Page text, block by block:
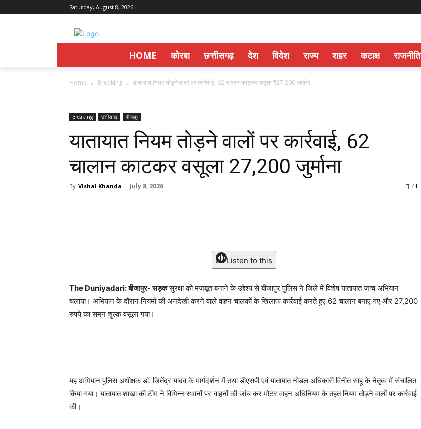
Saturday, August 8, 2026
HOME कोरबा छत्तीसगढ़ देश विदेश राज्य शहर कटाक्ष राजनीति
Home Breaking यातायात नियम तोड़ने वालों पर कार्रवाई, 62 चालान काटकर वसूला ₹27,200 जुर्माना
Breaking छत्तीसगढ़ बीजापुर
यातायात नियम तोड़ने वालों पर कार्रवाई, 62
चालान काटकर वसूला ₹27,200 जुर्माना
By Vishal Khanda - July 8, 2026 41
Listen to this
The Duniyadari: बीजापुर- सड़कसुरक्षा को मजबूत बनाने के उद्देश्य से बीजापुर पुलिस ने जिले में विशेष यातायात जांच अभियान
चलाया। अभियान के दौरान नियमों की अनदेखी करने वाले वाहन चालकों के खिलाफ कार्रवाई करते हुए 62 चालान बनाए गए और 27,200
रुपये का समन शुल्क वसूला गया।
यह अभियान पुलिस अधीक्षक डॉ. जितेंद्र यादव के मार्गदर्शन में तथा डीएसपी एवं यातायात नोडल अधिकारी विनीत साहू के नेतृत्व में संचालित
किया गया। यातायात शाखा की टीम ने विभिन्न स्थानों पर वाहनों की जांच कर मोटर वाहन अधिनियम के तहत नियम तोड़ने वालों पर कार्रवाई
की।